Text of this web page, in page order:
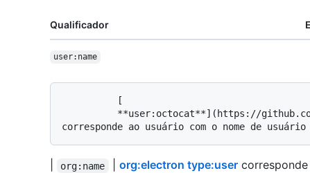
Qualificador
user:name
org:name org:electron type:usercorresponde